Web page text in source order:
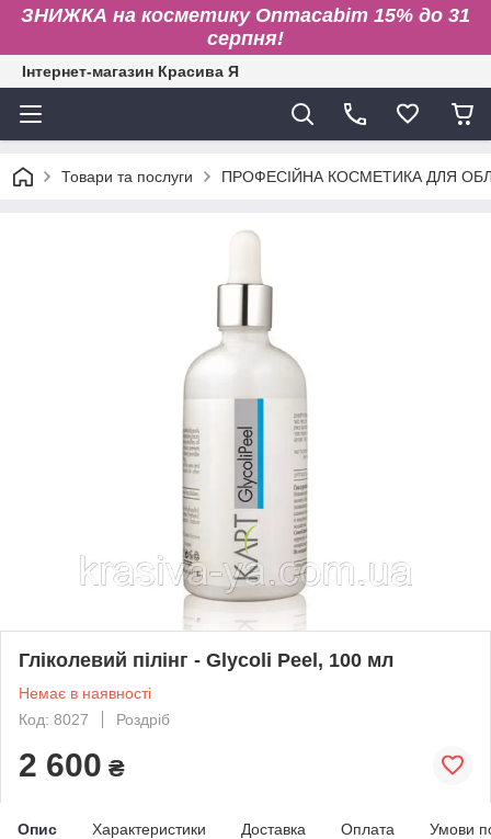
ЗНИЖКА на косметику Onmacabim 15% до 31
серпня!
Інтернет-магазин Красива Я
Товари та послуги ПРОФЕСІЙНА КОСМЕТИКА ДЛЯ
Гліколевий пілінг - Glycoli Peel, 100 мл
Немає в наявності
Код: 8027
Роздріб
2 600 ₴
Опис Характеристики Доставка Оплата Умови